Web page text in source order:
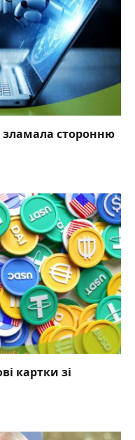
сторонню
картки зі